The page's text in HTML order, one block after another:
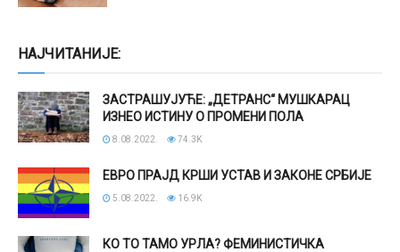
НАЈЧИТАНИЈЕ:
ЗАСТРАШУЈУЋЕ: „ДЕТРАНС“ МУШКАРАЦ
ИЗНЕО ИСТИНУ О ПРОМЕНИ ПОЛА
8.08.2022. 74.3K
ЕВРО ПРАЈД КРШИ УСТАВ И ЗАКОНЕ СРБИЈЕ
5.08.2022. 16.9K
КО ТО ТАМО УРЛА? ФЕМИНИСТИЧКА